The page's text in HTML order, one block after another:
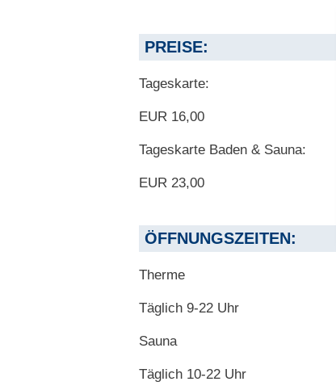
PREISE:
Tageskarte:
EUR 16,00
Tageskarte Baden & Sauna:
EUR 23,00
ÖFFNUNGSZEITEN:
Therme
Täglich 9-22 Uhr
Sauna
Täglich 10-22 Uhr